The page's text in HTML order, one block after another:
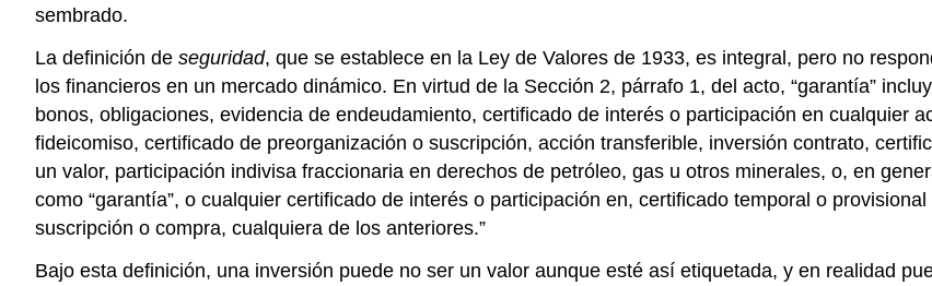
sembrado.
La definición de seguridad, que se establece en la Ley de Valores de 1933, es integral, pero no
los financieros en un mercado dinámico. En virtud de la Sección 2, párrafo 1, del acto, “garantía”
bonos, obligaciones, evidencia de endeudamiento, certificado de interés o participación en cualquier
fideicomiso, certificado de preorganización o suscripción, acción transferible, inversión contrato,
un valor, participación indivisa fraccionaria en derechos de petróleo, gas u otros minerales, o, en
como “garantía”, o cualquier certificado de interés o participación en, certificado temporal o
suscripción o compra, cualquiera de los anteriores.”
Bajo esta definición, una inversión puede no ser un valor aunque esté así etiquetada, y en realidad